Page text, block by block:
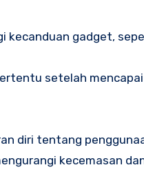
kecanduan gadget,
setelah
diri tentang
kecemasan